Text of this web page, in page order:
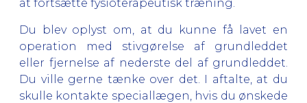
at fortsætte fysioterapeutisk træning.
Du blev oplyst om, at du kunne få lavet en
operation med stivgørelse af grundleddet
eller fjernelse af nederste del af grundleddet.
Du ville gerne tænke over det. I aftalte, at du
skulle kontakte speciallægen, hvis du ønskede